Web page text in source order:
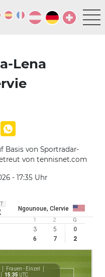
Lena
Basis von Sportradar-
von tennisnet.com
- 17:35 Uhr
Ngounoue, Clervie
1 2 G
3 5
0
6 7 2
Frauen - Einzel
15:35 UTC